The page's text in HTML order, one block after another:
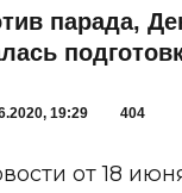
парада,
19:29 404
от 18